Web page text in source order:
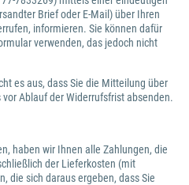
Brief oder E-Mail) über Ihren
informieren. Sie können dafür
verwenden, das jedoch nicht
es aus, dass Sie die Mitteilung über
Ablauf der Widerrufsfrist absenden.
haben wir Ihnen alle Zahlungen, die
der Lieferkosten (mit
die sich daraus ergeben, dass Sie